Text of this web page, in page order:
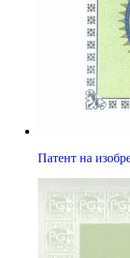
Патент на